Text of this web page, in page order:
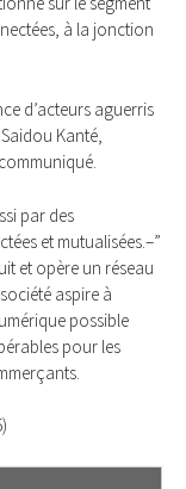
à la jonction
d’acteurs aguerris
Kanté,
par des
et mutualisées.–”
et opère un réseau
aspire à
possible
pour les